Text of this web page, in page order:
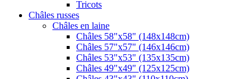
Tricots
Châles russes
Châles en laine
Châles 58"x58" (148x148cm)
Châles 57"x57" (146x146cm)
Châles 53"x53" (135x135cm)
Châles 49"x49" (125x125cm)